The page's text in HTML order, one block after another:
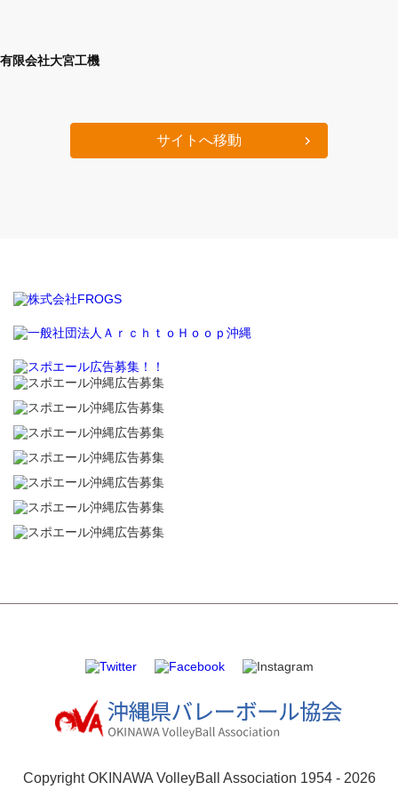
有限会社大宮工機
サイトへ移動
Copyright OKINAWA VolleyBall Association 1954 - 2026